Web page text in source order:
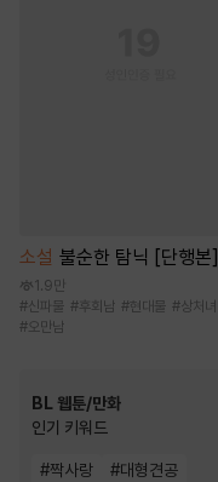
소설 불순한 탐닉 [단행본]
1.9만
#신파물 #후회남 #현대물 #상처녀
#오만남
BL 웹툰/만화
인기 키워드
#짝사랑 #대형견공